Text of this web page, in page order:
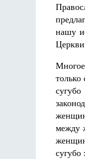
нашу
между
сугубо